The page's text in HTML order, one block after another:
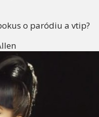
o paródiu a vtip?